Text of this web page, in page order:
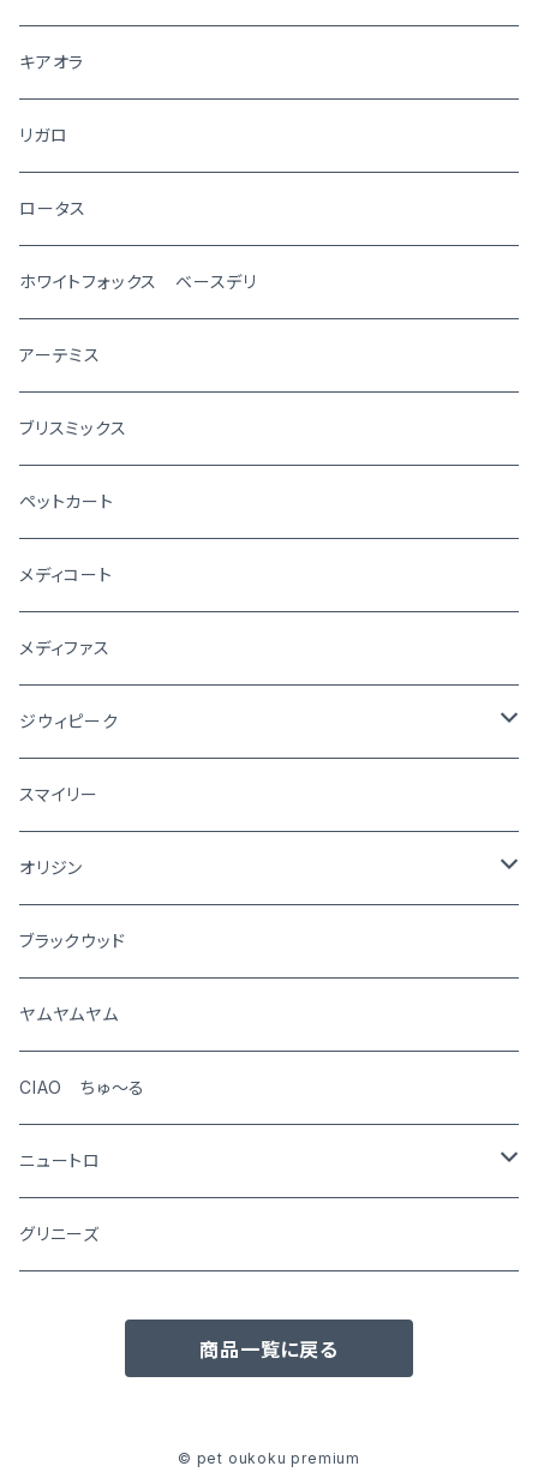
キアオラ
リガロ
ロータス
ホワイトフォックス ベースデリ
アーテミス
ブリスミックス
ペットカート
メディコート
メディファス
ジウィピーク
犬
猫
スマイリー
オリジン
犬
猫
ブラックウッド
ヤムヤムヤム
CIAO ちゅ～る
ニュートロ
シュプレモ
ワイルドレシピ
グリニーズ
商品一覧に戻る
© pet oukoku premium